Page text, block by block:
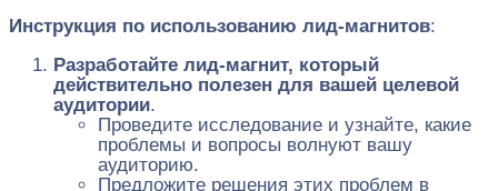
Инструкция по использованию лид-магнитов:
Разработайте лид-магнит, который
действительно полезен для вашей целевой
аудитории.
Проведите исследование и узнайте, какие
проблемы и вопросы волнуют вашу
аудиторию.
Предложите решения этих проблем в